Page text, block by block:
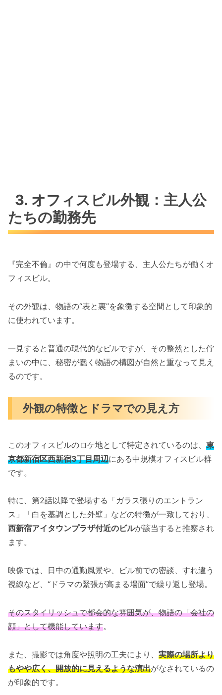
3. オフィスビル外観：主人公
たちの勤務先
『完全不倫』の中で何度も登場する、主人公たちが働くオ
フィスビル。
その外観は、物語の“表と裏”を象徴する空間として印象的
に使われています。
一見すると普通の現代的なビルですが、その整然とした佇
まいの中に、秘密が蠢く物語の構図が自然と重なって見え
るのです。
外観の特徴とドラマでの見え方
このオフィスビルのロケ地として特定されているのは、 東
京都新宿区西新宿3丁目周辺にある中規模オフィスビル群
です。
特に、第2話以降で登場する「ガラス張りのエントラン
ス」「白を基調とした外壁」などの特徴が一致しており、
西新宿アイタウンプラザ付近のビルが該当すると推察され
ます。
映像では、日中の通勤風景や、ビル前での密談、すれ違う
視線など、“ドラマの緊張が高まる場面”で繰り返し登場。
そのスタイリッシュで都会的な雰囲気が、物語の「会社の
顔」として機能しています。
また、撮影では角度や照明の工夫により、 実際の場所より
もやや広く、開放的に見えるような演出がなされているの
が印象的です。